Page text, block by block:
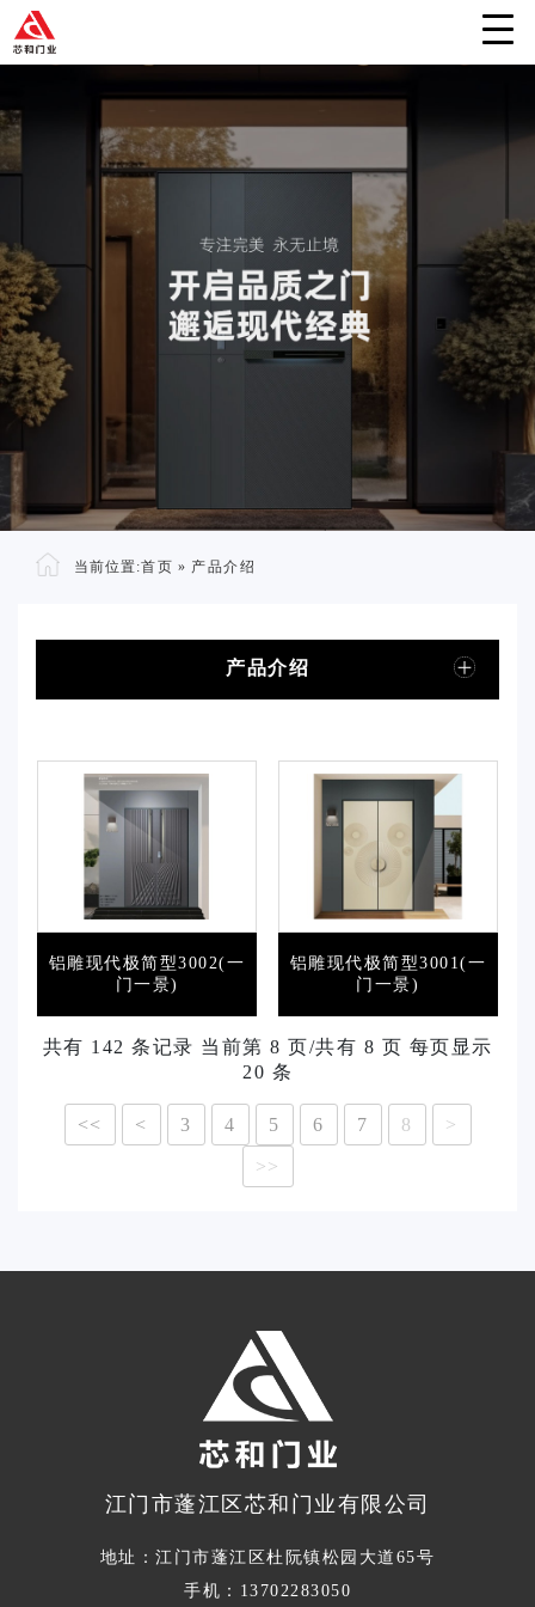
当前位置:首页 » 产品介绍
产品介绍
铝雕现代极简型3002(一
门一景)
铝雕现代极简型3001(一
门一景)
共有 142 条记录 当前第 8 页/共有 8 页 每页显示
20 条
<< < 3 4 5 6 7 8 >
>>
江门市蓬江区芯和门业有限公司
地址：江门市蓬江区杜阮镇松园大道65号
手机：13702283050